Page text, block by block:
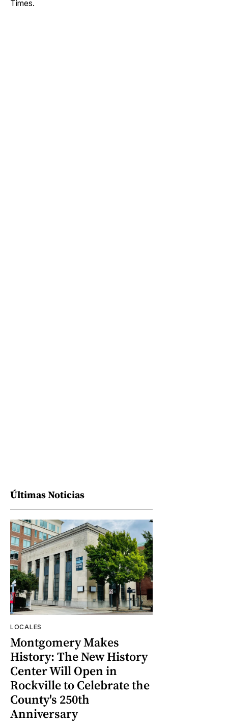
Times.
Últimas Noticias
LOCALES
Montgomery Makes
History: The New History
Center Will Open in
Rockville to Celebrate the
County's 250th
Anniversary